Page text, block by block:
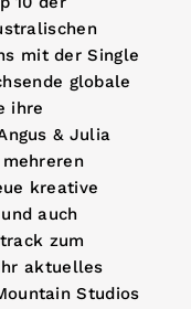
mit der Single
globale
ihre
& Julia
kreative
auch
zum
aktuelles
Studios